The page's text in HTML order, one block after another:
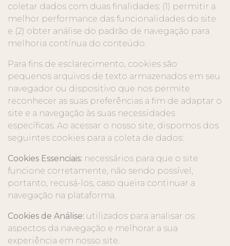
coletar dados com duas finalidades: (1) permitir a
melhor performance das funcionalidades do site
e (2) obter análise do padrão de navegação para
melhoria contínua do conteúdo.
Para fins de esclarecimento, cookies são
pequenos arquivos de texto armazenados em seu
navegador ou dispositivo que nos permite
reconhecer as suas preferências a fim de adaptar o
site e a navegação às suas necessidades
específicas. Ao acessar o nosso site, dispomos dos
seguintes cookies para a coleta de dados:
Cookies Essenciais: necessários para que o site
funcione corretamente, não sendo possível,
portanto, recusá-los, caso queira continuar a
navegação na plataforma.
Cookies de Análise: utilizados para analisar os
aspectos da navegação e melhorar a sua
experiência em nosso site.